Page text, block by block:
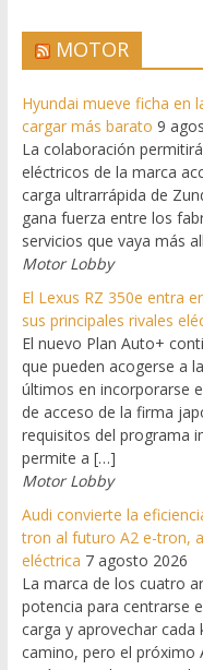
MOTOR
Hyundai mueve ficha en
cargar más barato 9
La colaboración
eléctricos de la marca
carga ultrarrápida de
gana fuerza entre los
servicios que vaya más
Motor Lobby
El Lexus RZ 350e entra
sus principales rivales
El nuevo Plan Auto+
que pueden acogerse a
últimos en incorporarse
de acceso de la firma
requisitos del programa
permite a […]
Motor Lobby
Audi convierte la
tron al futuro A2 e-tron,
eléctrica 7 agosto 2026
La marca de los cuatro
potencia para centrarse
carga y aprovechar cada
camino, pero el próximo